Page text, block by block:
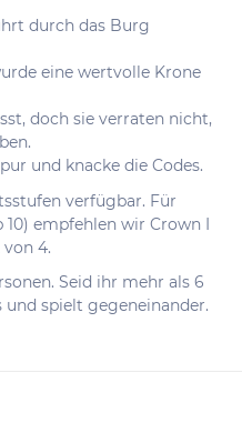
durch das Burg
eine wertvolle Krone
doch sie verraten nicht,
und knacke die Codes.
verfügbar. Für
empfehlen wir Crown I
4.
Seid ihr mehr als 6
und spielt gegeneinander.